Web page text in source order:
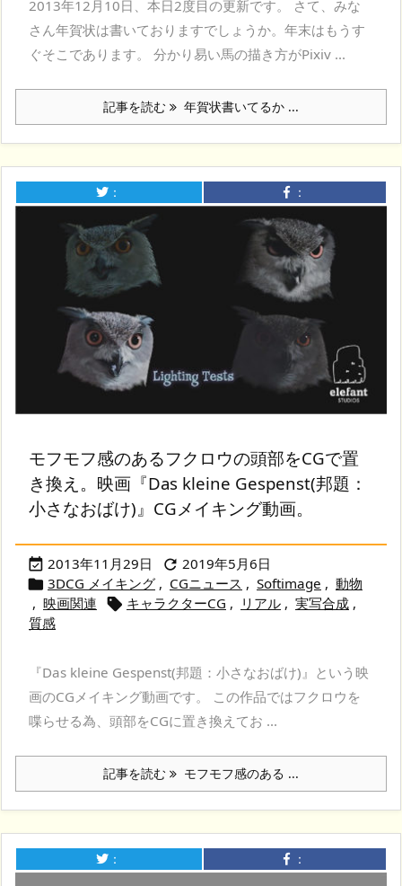
2013年12月10日、本日2度目の更新です。 さて、みな
さん年賀状は書いておりますでしょうか。年末はもうす
ぐそこであります。 分かり易い馬の描き方がPixiv ...
記事を読む 年賀状書いてるか ...
： ：
モフモフ感のあるフクロウの頭部をCGで置
き換え。映画『Das kleine Gespenst(邦題：
小さなおばけ)』CGメイキング動画。
 2013年11月29日  2019年5月6日
 3DCG メイキング , CGニュース , Softimage , 動物
, 映画関連  キャラクターCG , リアル , 実写合成 ,
質感
『Das kleine Gespenst(邦題：小さなおばけ)』という映
画のCGメイキング動画です。 この作品ではフクロウを
喋らせる為、頭部をCGに置き換えてお ...
記事を読む モフモフ感のある ...
： ：